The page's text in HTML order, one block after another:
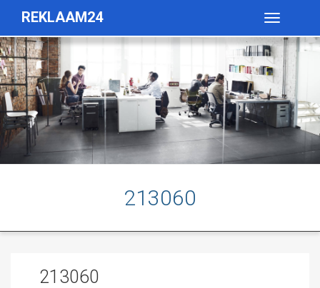
REKLAAM24
Toggle
213060
213060